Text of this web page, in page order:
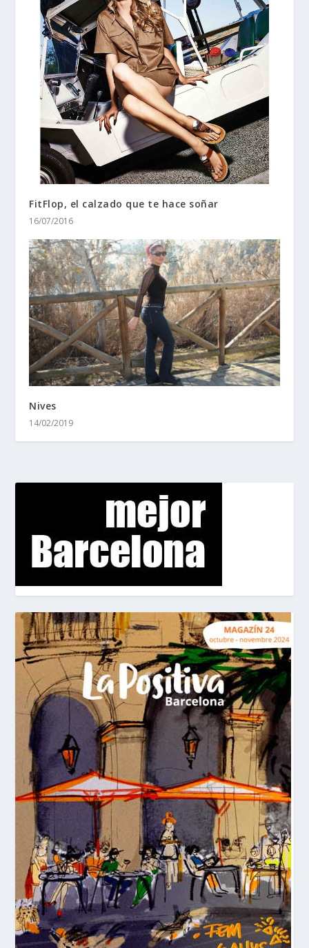
FitFlop, el calzado que te hace soñar
16/07/2016
Nives
14/02/2019